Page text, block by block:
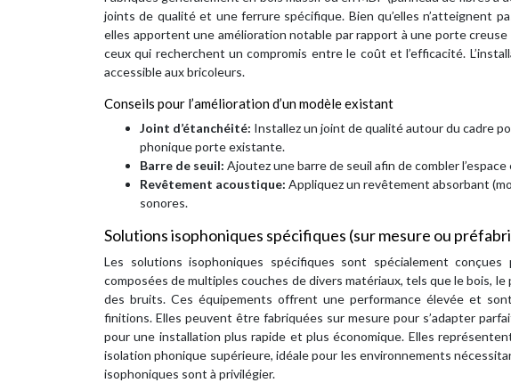
joints de qualité et une ferrure spécifique. Bien qu’elles n’atteignent
elles apportent une amélioration notable par rapport à une porte
ceux qui recherchent un compromis entre le coût et l’efficacité.
accessible aux bricoleurs.
Conseils pour l’amélioration d’un modèle existant
Joint d’étanchéité: Installez un joint de qualité autour du cadre
phonique porte existante.
Barre de seuil: Ajoutez une barre de seuil afin de combler
Revêtement acoustique: Appliquez un revêtement absorbant
sonores.
Solutions isophoniques spécifiques (sur mesure ou
Les solutions isophoniques spécifiques sont spécialement
composées de multiples couches de divers matériaux, tels que le bois,
des bruits. Ces équipements offrent une performance élevée et
finitions. Elles peuvent être fabriquées sur mesure pour s’adapter
pour une installation plus rapide et plus économique. Elles
isolation phonique supérieure, idéale pour les environnements
isophoniques sont à privilégier.